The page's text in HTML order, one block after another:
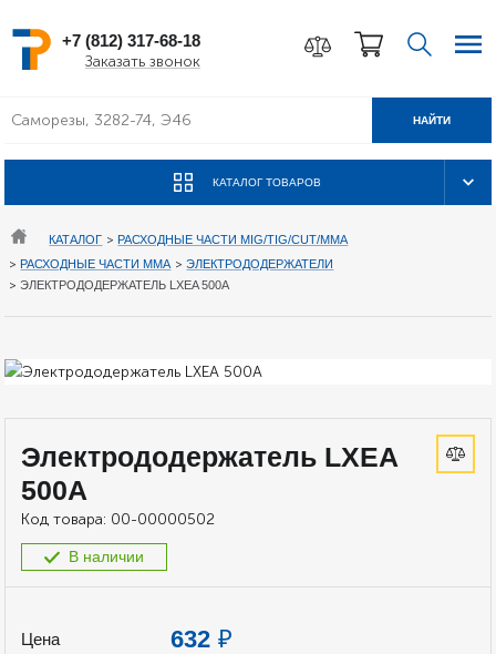
+7 (812) 317-68-18
Заказать звонок
КАТАЛОГ ТОВАРОВ
НАЙТИ
КАТАЛОГ >РАСХОДНЫЕ ЧАСТИ MIG/TIG/CUT/MMA
>РАСХОДНЫЕ ЧАСТИ MMA >ЭЛЕКТРОДОДЕРЖАТЕЛИ
>ЭЛЕКТРОДОДЕРЖАТЕЛЬ LXEA 500A
Электрододержатель LXEA
500A
Код товара: 00-00000502
В наличии
Цена 632 ₽